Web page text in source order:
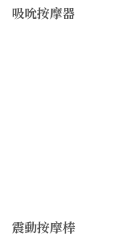
吸吮按摩器
震動按摩棒